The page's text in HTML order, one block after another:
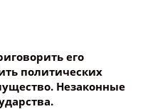
его
политических
Незаконные